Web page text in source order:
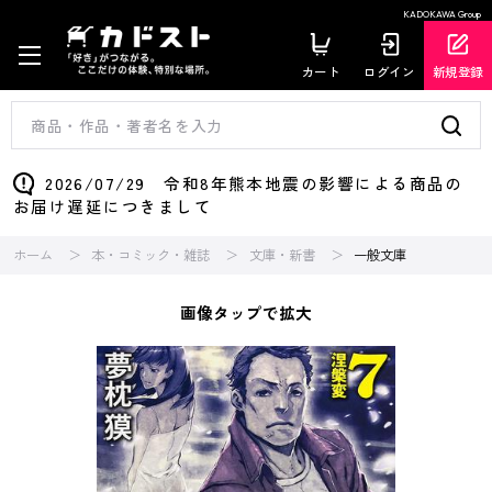
KADOKAWA Group
カート ログイン 新規登録
2026/07/29 令和8年熊本地震の影響による商品の
お届け遅延につきまして
ホーム 本・コミック・雑誌 文庫・新書 一般文庫
画像タップで拡大